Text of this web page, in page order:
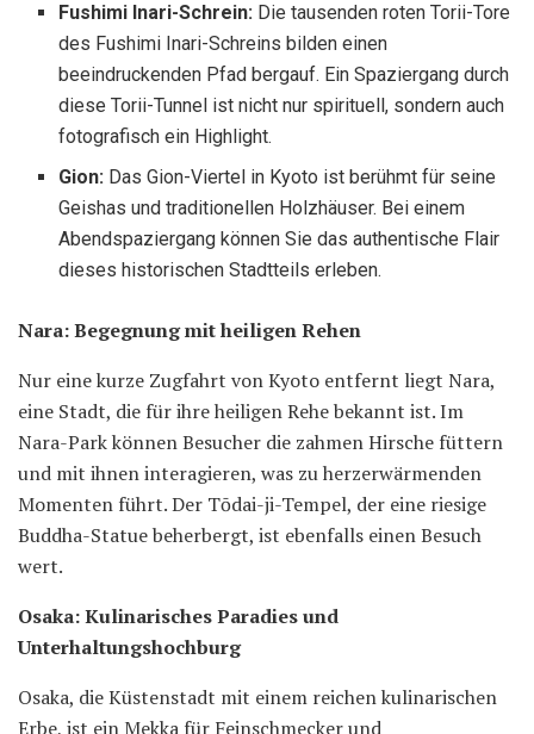
Fushimi Inari-Schrein: Die tausenden roten Torii-Tore
des Fushimi Inari-Schreins bilden einen
beeindruckenden Pfad bergauf. Ein Spaziergang durch
diese Torii-Tunnel ist nicht nur spirituell, sondern auch
fotografisch ein Highlight.
Gion: Das Gion-Viertel in Kyoto ist berühmt für seine
Geishas und traditionellen Holzhäuser. Bei einem
Abendspaziergang können Sie das authentische Flair
dieses historischen Stadtteils erleben.
Nara: Begegnung mit heiligen Rehen
Nur eine kurze Zugfahrt von Kyoto entfernt liegt Nara,
eine Stadt, die für ihre heiligen Rehe bekannt ist. Im
Nara-Park können Besucher die zahmen Hirsche füttern
und mit ihnen interagieren, was zu herzerwärmenden
Momenten führt. Der Tōdai-ji-Tempel, der eine riesige
Buddha-Statue beherbergt, ist ebenfalls einen Besuch
wert.
Osaka: Kulinarisches Paradies und
Unterhaltungshochburg
Osaka, die Küstenstadt mit einem reichen kulinarischen
Erbe, ist ein Mekka für Feinschmecker und